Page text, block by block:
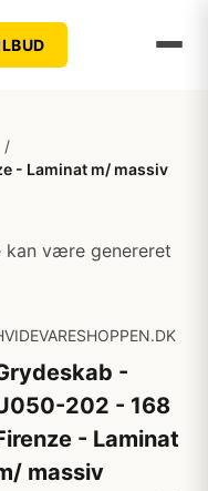
/
- Laminat m/ massiv
kan være genereret
-
202 - 168
- Laminat
massiv